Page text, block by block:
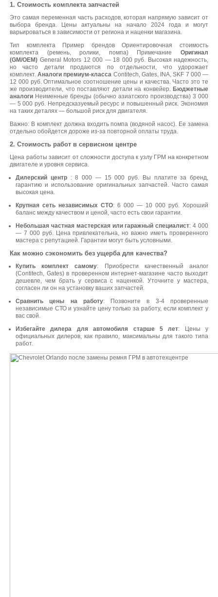
1. Стоимость комплекта запчастей
Это самая переменная часть расходов, которая напрямую зависит от
выбора бренда. Цены актуальны на начало 2024 года и могут
варьироваться в зависимости от региона и наценки магазина.
Тип комплекта Пример брендов Ориентировочная стоимость
комплекта (ремень, ролики, помпа) Примечание Оригинал
(GM/OEM) General Motors 12 000 — 18 000 руб. Высокая надежность,
но часто детали продаются по отдельности, что удорожает
комплект.Аналоги премиум-класса Contitech, Gates, INA, SKF 7 000 —
12 000 руб. Оптимальное соотношение цены и качества. Часто это те
же производители, что поставляют детали на конвейер. Бюджетные
аналоги Неименные бренды (обычно азиатского производства) 3 000
— 5 000 руб. Непредсказуемый ресурс и повышенный риск. Экономия
на таких деталях — большой риск для двигателя.
Важно: В комплект должна входить помпа (водяной насос). Ее замена
отдельно обойдется дороже из-за повторной оплаты труда.
2. Стоимость работ в сервисном центре
Цена работы зависит от сложности доступа к узлу ГРМ на конкретном
двигателе и уровня сервиса.
Дилерский центр: 8 000 — 15 000 руб. Вы платите за бренд,
гарантию и использование оригинальных запчастей. Часто самая
высокая цена.
Крупная сеть независимых СТО: 6 000 — 10 000 руб. Хороший
баланс между качеством и ценой, часто есть свои гарантии.
Небольшая частная мастерская или гаражный специалист: 4 000
— 7 000 руб. Цена привлекательна, но важно иметь проверенного
мастера с репутацией. Гарантии могут быть условными.
Как можно сэкономить без ущерба для качества?
Купить комплект самому: Приобрести качественный аналог
(Contitech, Gates) в проверенном интернет-магазине часто выходит
дешевле, чем брать у сервиса с наценкой. Уточните у мастера,
согласен ли он на установку ваших запчастей.
Сравнить цены на работу: Позвоните в 3-4 проверенные
независимые СТО и узнайте цену только за работу, если комплект у
вас свой.
Избегайте дилера для автомобиля старше 5 лет: Цены у
официальных дилеров, как правило, максимальны для такого типа
работ.